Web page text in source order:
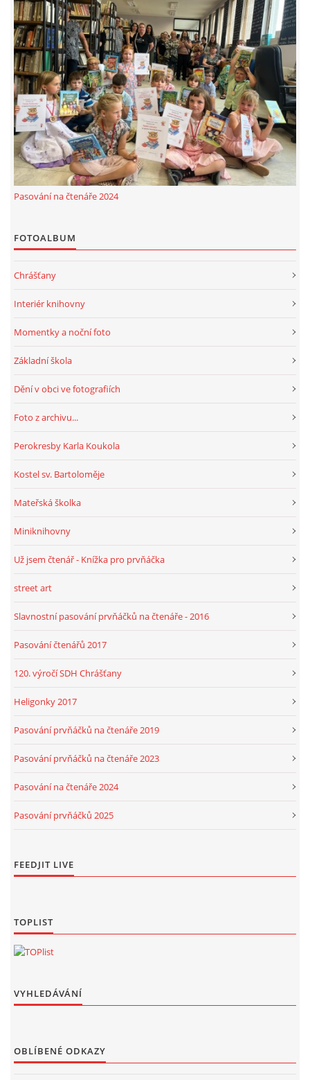
FREE WIFI
VÝZNAČNÍ RODÁCI
FOTOALBUM
PODĚKOVÁNÍ
SLUŽBY
HRY, KVÍZY, VZDĚLÁVÁNÍ ON-LINE
© 2026 eStránky.cz
Pasování na čtenáře 2024
FOTOALBUM
Chrášťany
Interiér knihovny
Momentky a noční foto
Základní škola
Dění v obci ve fotografiích
Foto z archivu...
Perokresby Karla Koukola
Kostel sv. Bartoloměje
Mateřská školka
Miniknihovny
Už jsem čtenář - Knížka pro prvňáčka
street art
Slavnostní pasování prvňáčků na čtenáře - 2016
Pasování čtenářů 2017
120. výročí SDH Chrášťany
Heligonky 2017
Pasování prvňáčků na čtenáře 2019
Pasování prvňáčků na čtenáře 2023
Pasování na čtenáře 2024
Pasování prvňáčků 2025
FEEDJIT LIVE
TOPLIST
VYHLEDÁVÁNÍ
OBLÍBENÉ ODKAZY